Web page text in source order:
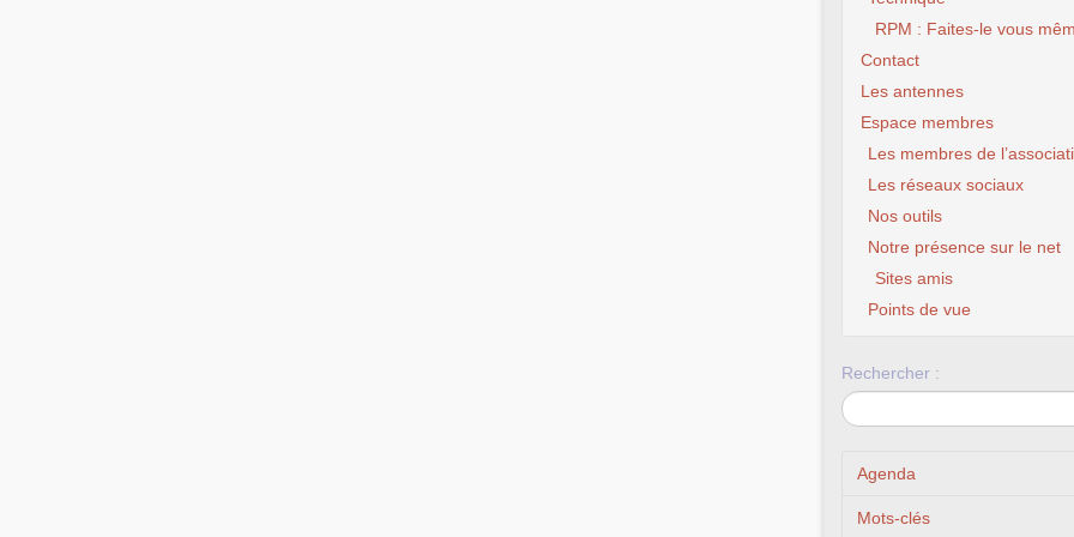
RPM : Faites-le vous
Contact
Les antennes
Espace membres
Les membres de
Les réseaux sociaux
Nos outils
Notre présence sur le net
Sites amis
Points de vue
Rechercher :
Agenda
Mots-clés